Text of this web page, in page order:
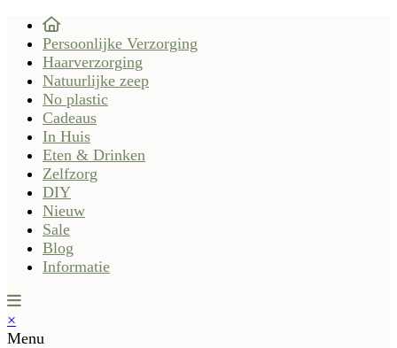
Persoonlijke Verzorging
Haarverzorging
Natuurlijke zeep
No plastic
Cadeaus
In Huis
Eten & Drinken
Zelfzorg
DIY
Nieuw
Sale
Blog
Informatie
×
Menu